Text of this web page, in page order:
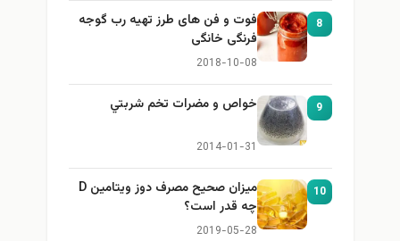
8
فوت و فن های طرز تهیه رب گوجه
فرنگی خانگی
2018-10-08
9 خواص و مضرات تخم شربتي
2014-01-31
10
میزان صحیح مصرف دوز ویتامین D
چه قدر است؟
2019-05-28